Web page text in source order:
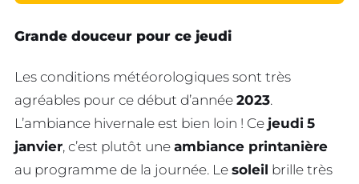
Grande douceur pour ce jeudi
Les conditions météorologiques sont très
agréables pour ce début d’année 2023.
L’ambiance hivernale est bien loin ! Ce jeudi 5
janvier, c’est plutôt une ambiance printanière
au programme de la journée. Le soleil brille très